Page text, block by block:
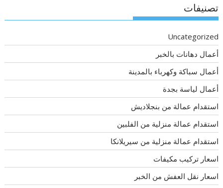
تصنيفات
Uncategorized
أعمال دهانات بالخبر
أعمال سباكة وكهرباء بالمدينة
أعمال لياسة بجدة
استقدام عمالة من بنجلاديش
استقدام عمالة منزلية من الفلبين
استقدام عمالة منزلية من سيريلانكا
اسعار تركيب مكيفات
اسعار نقل العفش من الخبر